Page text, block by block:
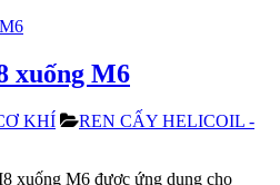
xuống M6
KHÍ
REN CẤY HELICOIL -
xuống M6 được ứng dụng cho